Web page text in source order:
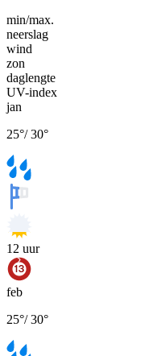
min/max.
neerslag
wind
zon
daglengte
UV-index
jan
25°/30°
12 uur
feb
25°/30°